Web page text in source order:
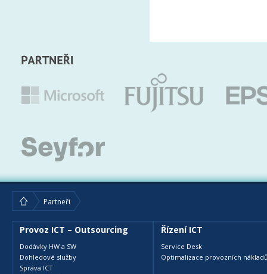
Partneři
Provoz ICT – Outsourcing
Dodávky HW a SW
Dohledové služby
Správa ICT
Řízení ICT
Service Desk
Optimalizace provozních